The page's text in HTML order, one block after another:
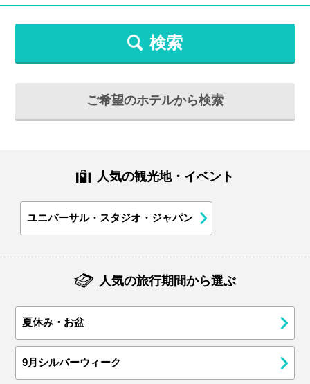
検索
ご希望のホテルから検索
人気の観光地・イベント
ユニバーサル・スタジオ・ジャパン
人気の旅行期間から選ぶ
夏休み・お盆
9月シルバーウィーク